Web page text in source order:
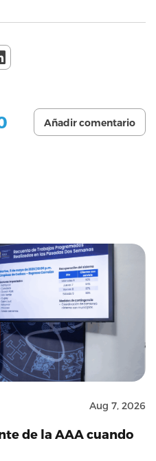
Añadir comentario
Aug 7, 2026
de la AAA cuando